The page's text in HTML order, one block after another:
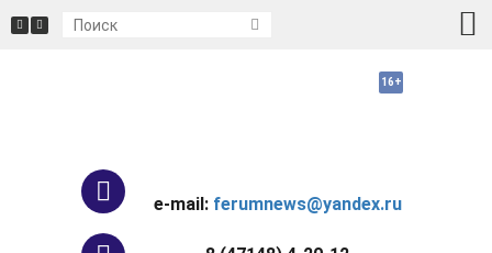
e-mail: ferumnews@yandex.ru